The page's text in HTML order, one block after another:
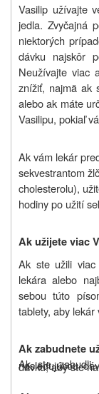
Vasilip užívajte
jedla. Zvyčajná
niektorých
dávku najskôr
Neužívajte viac
znížiť, najmä ak
alebo ak máte
Vasilipu, pokiaľ
Ak vám lekár
sekvestrantom
cholesterolu),
hodiny po užití
Ak užijete viac
Ak ste užili viac
lekára alebo
sebou túto
tablety, aby lekár
Ak zabudnete
Ak ste zabudli užiť Vasilip v správnom
Neužívajte dvojnásobnú